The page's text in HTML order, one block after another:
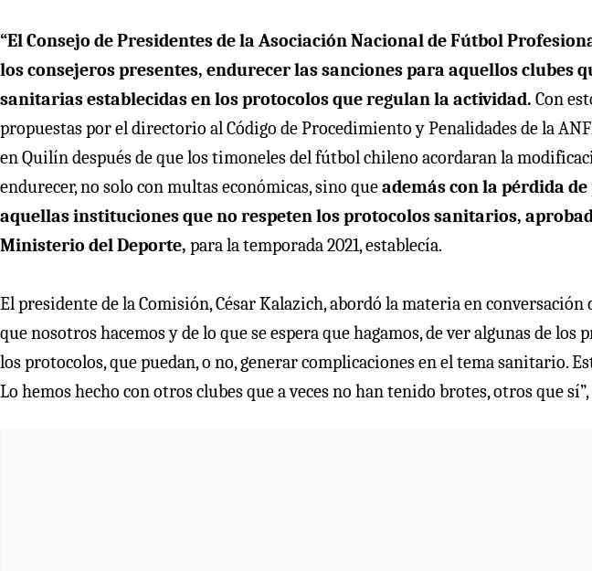
“El Consejo de Presidentes de la Asociación Nacional de Fútbol
los consejeros presentes, endurecer las sanciones para aquellos clubes
sanitarias establecidas en los protocolos que regulan la actividad. Con
propuestas por el directorio al Código de Procedimiento y Penalidades de la
en Quilín después de que los timoneles del fútbol chileno acordaran la
endurecer, no solo con multas económicas, sino queademás con la pérdida
aquellas instituciones que no respeten los protocolos sanitarios,
Ministerio del Deporte, para la temporada 2021, establecía.
El presidente de la Comisión, César Kalazich, abordó la materia en conversación
que nosotros hacemos y de lo que se espera que hagamos, de ver algunas de los
los protocolos, que puedan, o no, generar complicaciones en el tema sanitario.
Lo hemos hecho con otros clubes que a veces no han tenido brotes, otros que